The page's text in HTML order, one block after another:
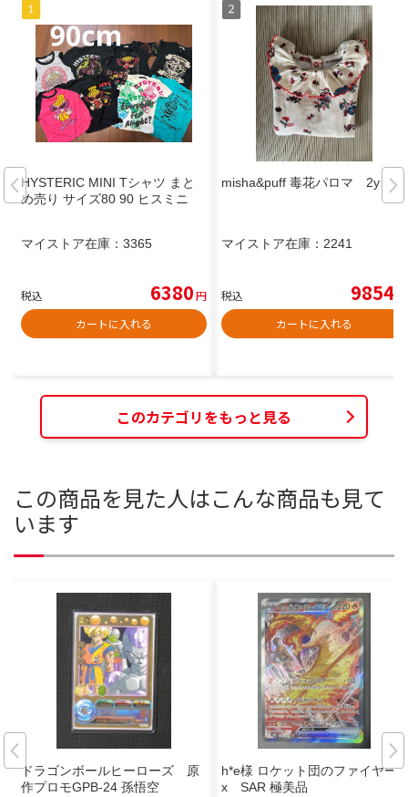
HYSTERIC MINI Tシャツ まと
め売り サイズ80 90 ヒスミニ
マイストア在庫： 3365
税込 6380円
カートに入れる
misha&puff 毒花パロマ 2y
マイストア在庫： 2241
税込 9854
カートに入れる
このカテゴリをもっと見る
この商品を見た人はこんな商品も見て
います
ドラゴンボールヒーローズ 原
作プロモGPB-24 孫悟空
h*e様 ロケット団のファイヤーe
x SAR 極美品